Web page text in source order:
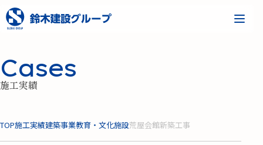
Cases
施工実績
TOP施工実績建築事業教育・文化施設荒屋会館新築工事